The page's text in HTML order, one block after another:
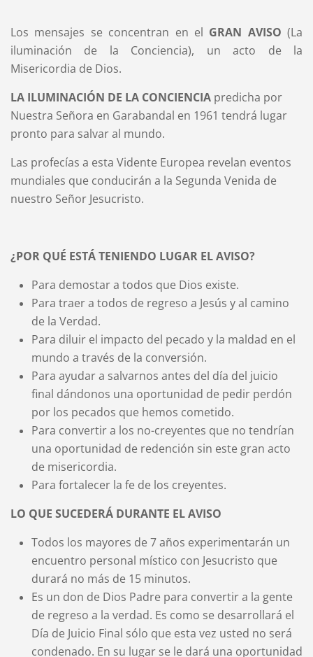
Los mensajes se concentran en el GRAN AVISO (La
iluminación de la Conciencia), un acto de la
Misericordia de Dios.
LA ILUMINACIÓN DE LA CONCIENCIApredicha por
Nuestra Señora en Garabandal en 1961 tendrá lugar
pronto para salvar al mundo.
Las profecías a esta Vidente Europea revelan eventos
mundiales que conducirán a la Segunda Venida de
nuestro Señor Jesucristo.
¿POR QUÉ ESTÁ TENIENDO LUGAR EL AVISO?
Para demostar a todos que Dios existe.
Para traer a todos de regreso a Jesús y al camino
de la Verdad.
Para diluir el impacto del pecado y la maldad en el
mundo a través de la conversión.
Para ayudar a salvarnos antes del día del juicio
final dándonos una oportunidad de pedir perdón
por los pecados que hemos cometido.
Para convertir a los no-creyentes que no tendrían
una oportunidad de redención sin este gran acto
de misericordia.
Para fortalecer la fe de los creyentes.
LO QUE SUCEDERÁ DURANTE EL AVISO
Todos los mayores de 7 años experimentarán un
encuentro personal místico con Jesucristo que
durará no más de 15 minutos.
Es un don de Dios Padre para convertir a la gente
de regreso a la verdad. Es como se desarrollará el
Día de Juicio Final sólo que esta vez usted no será
condenado. En su lugar se le dará una oportunidad